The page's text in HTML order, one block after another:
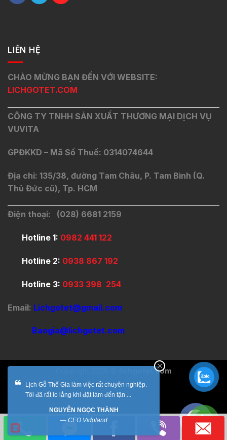
LIÊN HỆ
CHÀO MỪNG BẠN ĐẾN VỚI WEBSITE:
LICHGOTET.COM
CÔNG TY TNHH SẢN XUẤT THƯƠNG MẠI DỊCH VỤ
VUVITA
GPĐKKD – Mã Số Thuế: 0314074644
Địa chỉ: 135/38, đường Tam Châu, P. Tam Bình (Q.
Thủ Đức cũ), Tp. HCM
Điện thoại: (028) 6681 2159
Hotline 1: 0982 441 122
Hotline 2: 0938 867 192
Hotline 3: 0933 398 254
Email: Lichgotet@gmail.com
Baogia@lichgotet.com
lichgotet.com
Lịch Gỗ Thế Gia làm việc rất chuyên nghiệp.
Tôi đã rất lo lắng khi đặt làm đến tận ...
NGUYỄN NGỌC THÀNH
— CEO Vidoland